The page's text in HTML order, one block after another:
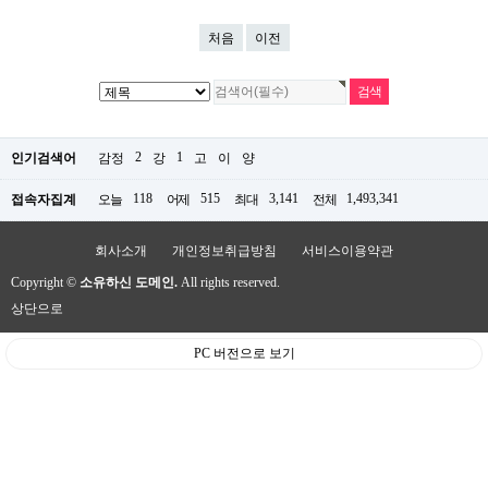
처음 이전
인기검색어 감정 2 강 1 고 이 양
접속자집계 오늘 118 어제 515 최대 3,141 전체 1,493,341
회사소개 개인정보취급방침 서비스이용약관
Copyright © 소유하신 도메인. All rights reserved.
상단으로
PC 버전으로 보기